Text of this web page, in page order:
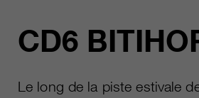
CD6
Le long de la piste estivale